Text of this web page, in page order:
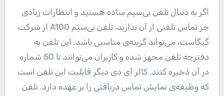
جز تماس تلفنی از آن ندارید، تلفن بی‌سیم A100 از شرکت
گیگاست، می‌تواند گزینه‌ی مناسبی باشد. این تلفن به
دفترچه تلفن مجهز شده و کاربران می‌توانند تا 50 شماره
در آن ذخیره کنند. کالر آی دی دیگر قابلیت این تلفن است
که وظیفه‌ی نمایش تماس دریافتی را بر عهده دارد. تلفن